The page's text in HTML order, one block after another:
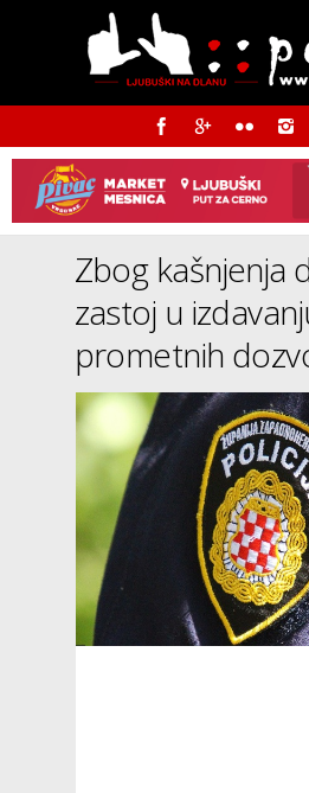
Zbog kašnjenja
zastoj u
prometnih